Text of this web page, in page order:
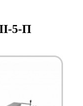
5-П